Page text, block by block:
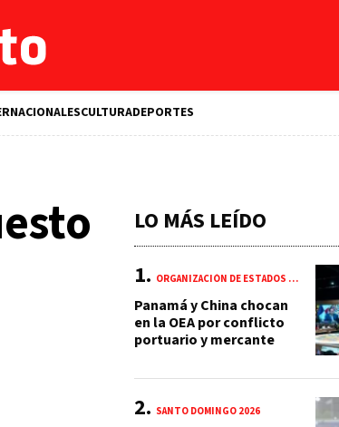
CULTURADEPORTES
LO MÁS LEÍDO
ORGANIZACIÓN DE ESTADOS AMERICANOS (OEA)
Panamá y China chocan
en la OEA por conflicto
portuario y mercante
SANTO DOMINGO 2026